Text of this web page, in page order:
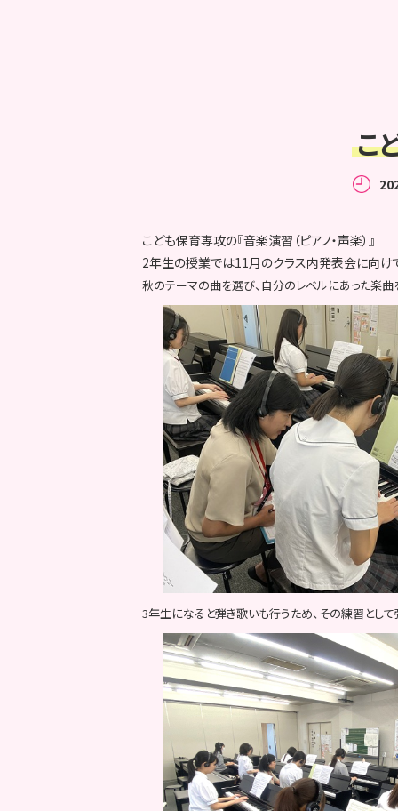
こ
こども保育専攻の『音楽演習（ピアノ・声楽）』
2年生の授業では11月のクラス内発表会に向け
秋のテーマの曲を選び、自分のレベルにあった楽曲
3年生になると弾き歌いも行うため、その練習とし